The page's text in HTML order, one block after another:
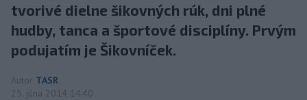
tvorivé dielne šikovných rúk, dni plné
hudby, tanca a športové disciplíny. Prvým
podujatím je Šikovníček.
Autor TASR
25. júna 2014 14:40